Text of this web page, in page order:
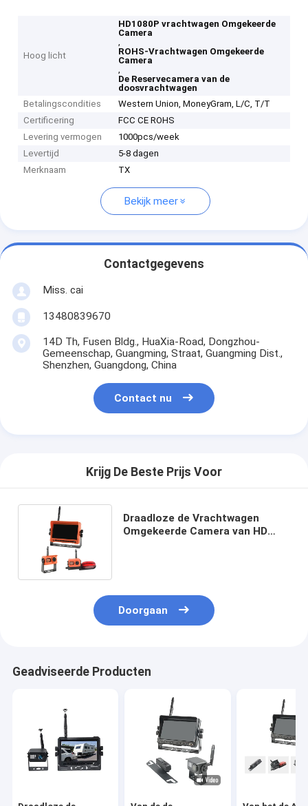
Hoog licht
HD1080P vrachtwagen Omgekeerde
Camera
,
ROHS-Vrachtwagen Omgekeerde
Camera
,
De Reservecamera van de
doosvrachtwagen
Betalingscondities
Western Union, MoneyGram, L/C, T/T
Certificering
FCC CE ROHS
Levering vermogen
1000pcs/week
Levertijd
5-8 dagen
Merknaam
TX
Bekijk meer
Contactgegevens
Miss. cai
13480839670
14D Th, Fusen Bldg., HuaXia-Road, Dongzhou-
Gemeenschap, Guangming, Straat, Guangming Dist.,
Shenzhen, Guangdong, China
Contact nu
Krijg De Beste Prijs Voor
Draadloze de Vrachtwagen
Omgekeerde Camera van HD
Doorgaan
Geadviseerde Producten